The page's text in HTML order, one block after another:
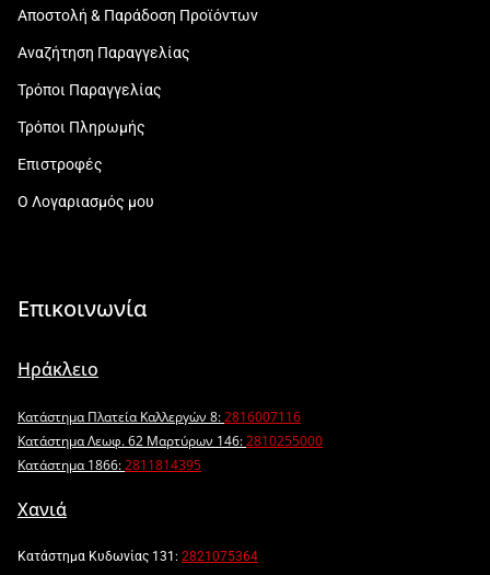
Αποστολή & Παράδοση Προϊόντων
Αναζήτηση Παραγγελίας
Τρόποι Παραγγελίας
Τρόποι Πληρωμής
Επιστροφές
Ο Λογαριασμός μου
Επικοινωνία
Ηράκλειο
Κατάστημα Πλατεία Καλλεργών 8:2816007116
Κατάστημα Λεωφ. 62 Μαρτύρων 146:2810255000
Κατάστημα 1866:2811814395
Χανιά
Κατάστημα Κυδωνίας 131: 2821075364